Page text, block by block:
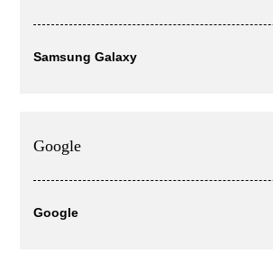
Samsung Galaxy
Google
Google